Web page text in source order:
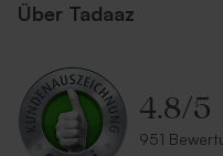
Über Tadaaz
4.8/5
951